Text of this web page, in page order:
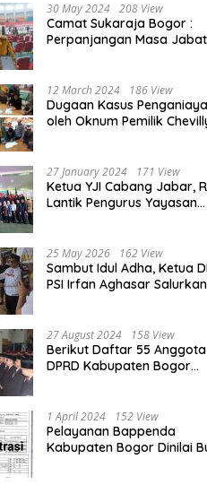
30 May 2024 208 View
Camat Sukaraja Bogor :
Perpanjangan Masa
yang Besar
12 March 2024 186 View
Dugaan Kasus
oleh Oknum Pemilik
Berakhir Damai
27 January 2024 171 View
Ketua YJI Cabang Jabar,
Lantik Pengurus Yayasan
25 May 2026 162 View
Sambut Idul Adha, Ketua
PSI Irfan Aghasar
27 August 2024 158 View
Berikut Daftar 55 Anggota
DPRD Kabupaten Bogor
1 April 2024 152 View
Pelayanan Bappenda
Kabupaten Bogor Dinilai